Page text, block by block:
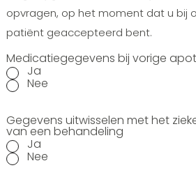
opvragen, op het moment dat u bij
patiënt geaccepteerd bent.
Medicatiegegevens bij vorige
Ja
Nee
Gegevens uitwisselen met het
van een behandeling
Ja
Nee